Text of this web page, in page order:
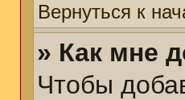
Вернуться к
» Как мне
Чтобы